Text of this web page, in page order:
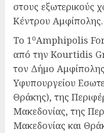
στους εξωτερικούς
Κέντρου Αμφίπολης.
Το 1οAmphipolis
από την Kourtidis
τον Δήμο
Υφυπουργείου
Θράκης), της
Μακεδονίας, της
Μακεδονίας και